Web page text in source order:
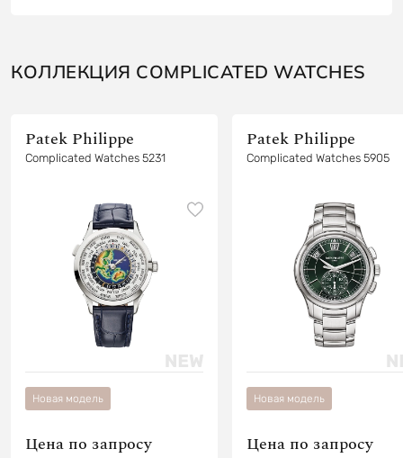
КОЛЛЕКЦИЯ COMPLICATED WATCHES
Patek Philippe
Complicated Watches 5231
Новая модель
Цена по запросу
Patek Philippe
Complicated Watches 5905
Новая модель
Цена по запросу